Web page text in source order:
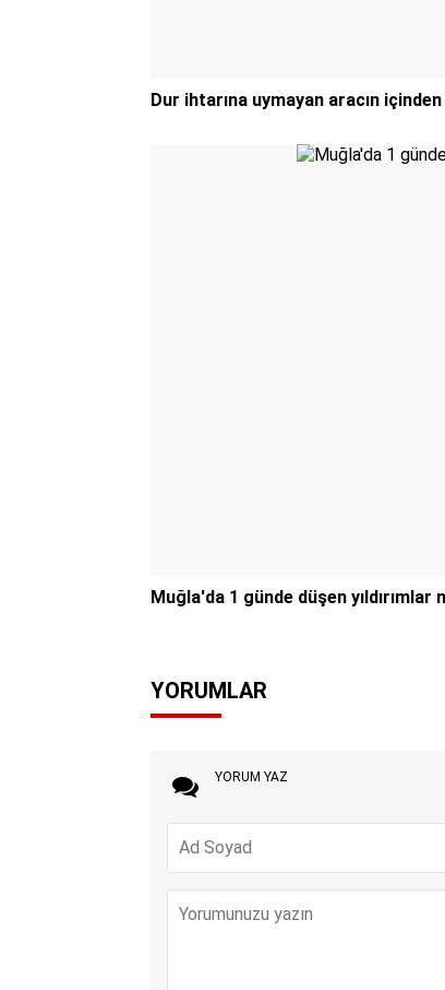
Dur ihtarına uymayan aracın
Muğla'da 1 günde düşen yıldırımlar
YORUMLAR
YORUM YAZ